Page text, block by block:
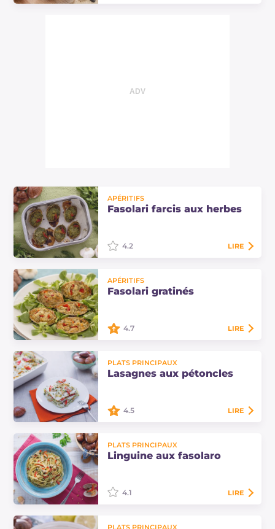
APÉRITIFS
Fasolari farcis aux herbes
Les fasolari farcis aux herbes sont
un plat principal de poisson
savoureux, facile à réaliser. Ils sont
4.2 LIRE
APÉRITIFS
Fasolari gratinés
recette simple mais savoureuse et
raffinée, une façon de déguster ces
4.7 LIRE
PLATS PRINCIPAUX
Lasagnes aux pétoncles
plat de fruits de mer à base de
pétoncles, de délicieux mollusques
4.5 LIRE
PLATS PRINCIPAUX
Linguine aux fasolaro
4.1 LIRE
PLATS PRINCIPAUX